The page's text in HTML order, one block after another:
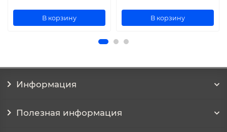
В корзину В корзину
Информация
Полезная информация